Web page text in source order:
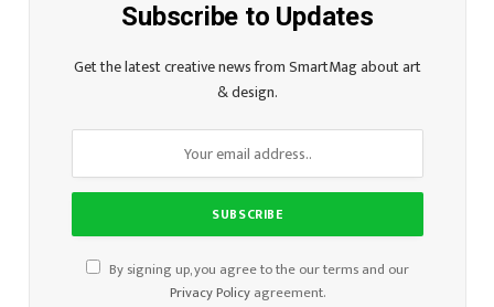
Subscribe to Updates
Get the latest creative news from SmartMag about art
& design.
By signing up, you agree to the our terms and our
Privacy Policyagreement.